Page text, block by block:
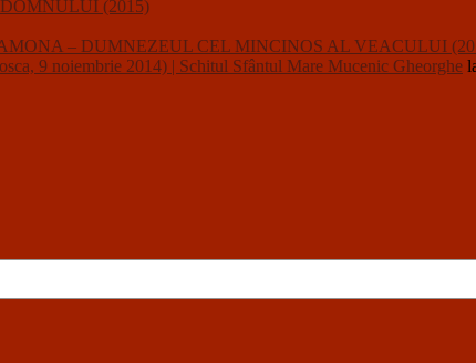
(2015)
– DUMNEZEUL CEL MINCINOS AL VEACULUI
9 noiembrie 2014) | Schitul Sfântul Mare Mucenic Gheorghe